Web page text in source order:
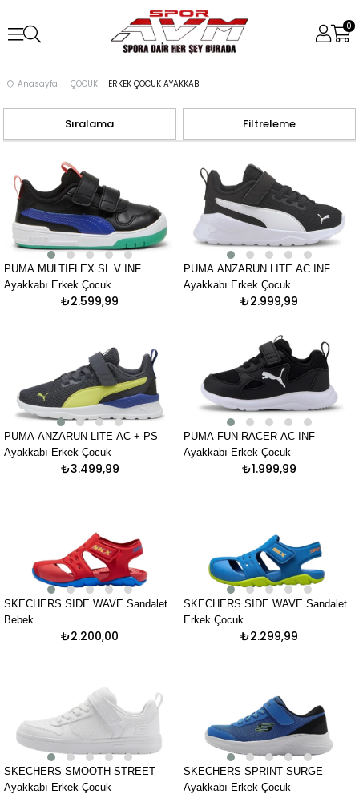
0
Anasayfa ÇOCUK ERKEK ÇOCUK AYAKKABI
Filtreleme
Sıralama
PUMA MULTIFLEX SL V INF
Ayakkabı Erkek Çocuk
₺2.599,99
PUMA ANZARUN LITE AC INF
Ayakkabı Erkek Çocuk
₺2.999,99
PUMA ANZARUN LITE AC + PS
Ayakkabı Erkek Çocuk
₺3.499,99
PUMA FUN RACER AC INF
Ayakkabı Erkek Çocuk
₺1.999,99
SKECHERS SIDE WAVE Sandalet
Bebek
₺2.200,00
SKECHERS SIDE WAVE Sandalet
Erkek Çocuk
₺2.299,99
SKECHERS SMOOTH STREET
Ayakkabı Erkek Çocuk
SKECHERS SPRINT SURGE
Ayakkabı Erkek Çocuk